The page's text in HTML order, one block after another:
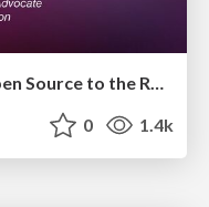
AI in Enterprises - Java and Open Source to the Rescue
0 1.4k